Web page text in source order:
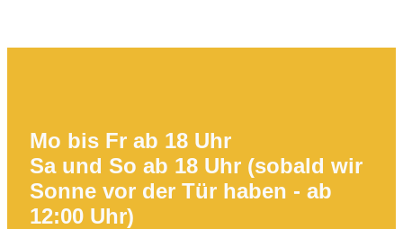
Mo bis Fr ab 18 Uhr
Sa und So ab 18 Uhr (sobald wir
Sonne vor der Tür haben - ab
12:00 Uhr)